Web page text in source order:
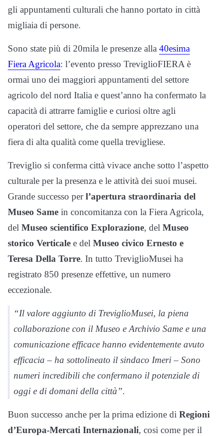
gli appuntamenti culturali che hanno portato in città
migliaia di persone.
Sono state più di 20mila le presenze alla 40esima
Fiera Agricola: l’evento presso TreviglioFIERA è
ormai uno dei maggiori appuntamenti del settore
agricolo del nord Italia e quest’anno ha confermato la
capacità di attrarre famiglie e curiosi oltre agli
operatori del settore, che da sempre apprezzano una
fiera di alta qualità come quella trevigliese.
Treviglio si conferma città vivace anche sotto l’aspetto
culturale per la presenza e le attività dei suoi musei.
Grande successo perl’apertura straordinaria del
Museo Same in concomitanza con la Fiera Agricola,
del Museo scientifico Explorazione, del Museo
storico Verticale e del Museo civico Ernesto e
Teresa Della Torre. In tutto TreviglioMusei ha
registrato 850 presenze effettive, un numero
eccezionale.
“Il valore aggiunto di TreviglioMusei, la piena
collaborazione con il Museo e Archivio Same e una
comunicazione efficace hanno evidentemente avuto
efficacia – ha sottolineato il sindaco Imeri – Sono
numeri incredibili che confermano il potenziale di
oggi e di domani della città”.
Buon successo anche per la prima edizione di Regioni
d’Europa-Mercati Internazionali, cosi come per il